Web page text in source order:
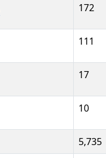
172
111
17
10
5,735